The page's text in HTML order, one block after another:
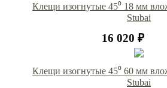
Клещи изогнутые 45⁰ 18 мм
Stubai
16 020 ₽
Клещи изогнутые 45⁰ 60 мм
Stubai